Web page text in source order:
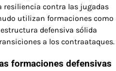
resiliencia contra las jugadas
utilizan formaciones como
defensiva sólida
a los contraataques.
formaciones defensivas